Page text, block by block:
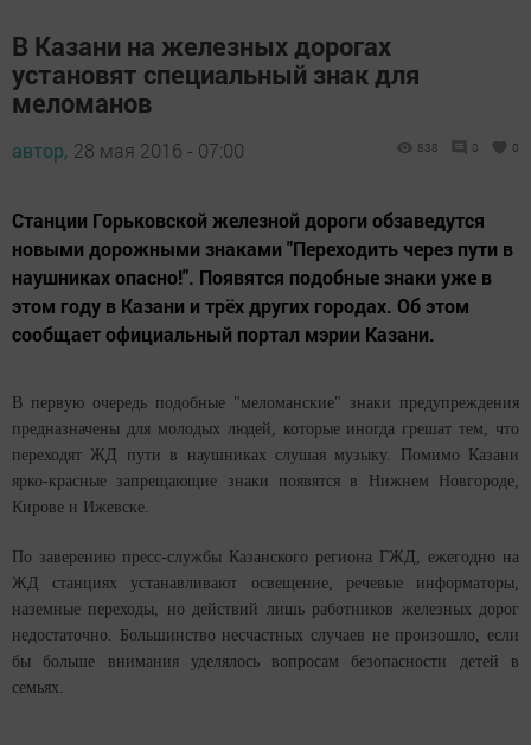
В Казани на железных дорогах
установят специальный знак для
меломанов
автор, 28 мая 2016 - 07:00 838 0 0
Станции Горьковской железной дороги обзаведутся
новыми дорожными знаками "Переходить через пути в
наушниках опасно!". Появятся подобные знаки уже в
этом году в Казани и трёх других городах. Об этом
сообщает официальный портал мэрии Казани.
В первую очередь подобные "меломанские" знаки предупреждения
предназначены для молодых людей, которые иногда грешат тем, что
переходят ЖД пути в наушниках слушая музыку. Помимо Казани
ярко-красные запрещающие знаки появятся в Нижнем Новгороде,
Кирове и Ижевске.
По заверению пресс-службы Казанского региона ГЖД, ежегодно на
ЖД станциях устанавливают освещение, речевые информаторы,
наземные переходы, но действий лишь работников железных дорог
недостаточно. Большинство несчастных случаев не произошло, если
бы больше внимания уделялось вопросам безопасности детей в
семьях.